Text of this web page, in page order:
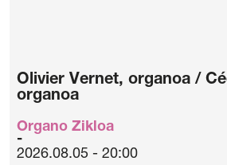
Olivier Vernet, organoa /
organoa
Organo Zikloa
2026.08.05 - 20:00